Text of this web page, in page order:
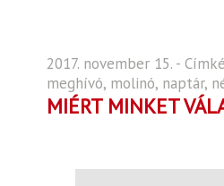
2017. november 15. -
meghívó, molinó, naptár,
MIÉRT MINKET